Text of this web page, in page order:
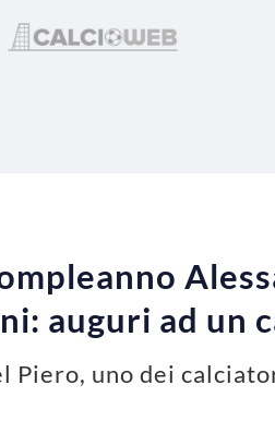
auguri ad un
Piero, uno dei